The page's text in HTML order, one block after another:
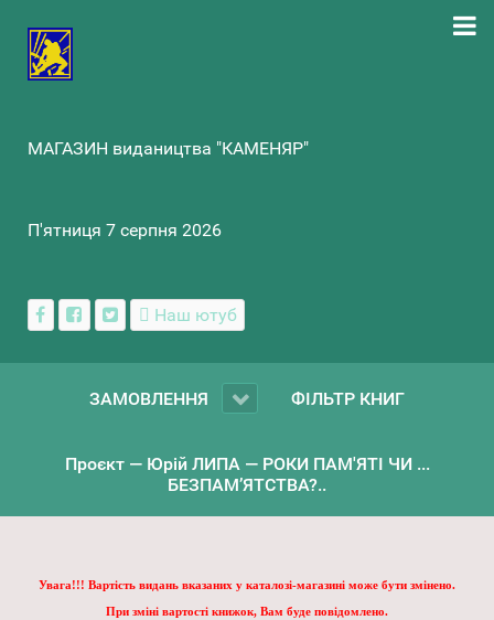
МАГАЗИН видаництва "КАМЕНЯР"
П'ятниця 7 серпня 2026
Наш ютуб
ЗАМОВЛЕННЯ ФІЛЬТР КНИГ
Проєкт — Юрій ЛИПА — РОКИ ПАМ'ЯТІ ЧИ ...
БЕЗПАМ’ЯТСТВА?..
Увага!!! Вартість видань вказаних у каталозі-магазині може бути змінено.
При зміні вартості книжок, Вам буде повідомлено.